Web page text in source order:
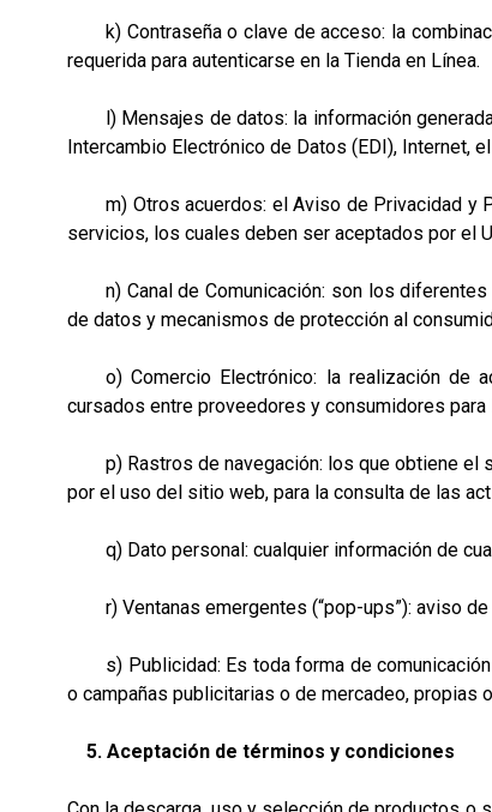
k) Contraseña o clave de acceso: la
requerida para autenticarse en la Tienda en Línea.
l) Mensajes de datos: la información generada,
Intercambio Electrónico de Datos (EDI), Internet,
m) Otros acuerdos: el Aviso de Privacidad y
servicios, los cuales deben ser aceptados por el
n) Canal de Comunicación: son los diferentes
de datos y mecanismos de protección al
o) Comercio Electrónico: la realización de
cursados entre proveedores y consumidores
p) Rastros de navegación: los que obtiene el
por el uso del sitio web, para la consulta de las
q) Dato personal: cualquier información de
r) Ventanas emergentes (“pop-ups”): aviso de
s) Publicidad: Es toda forma de comunicación
o campañas publicitarias o de mercadeo, propias
5. Aceptación de términos y condiciones